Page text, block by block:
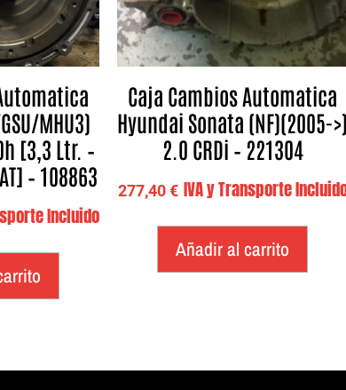
MHU3)
[3,3 Ltr. –
– 108863
Incluido
Caja Cambios Automatica
Hyundai Sonata (NF)(2005->)
2.0 CRDi – 221304
277,40€ IVA y Transporte
Añadir al carrito